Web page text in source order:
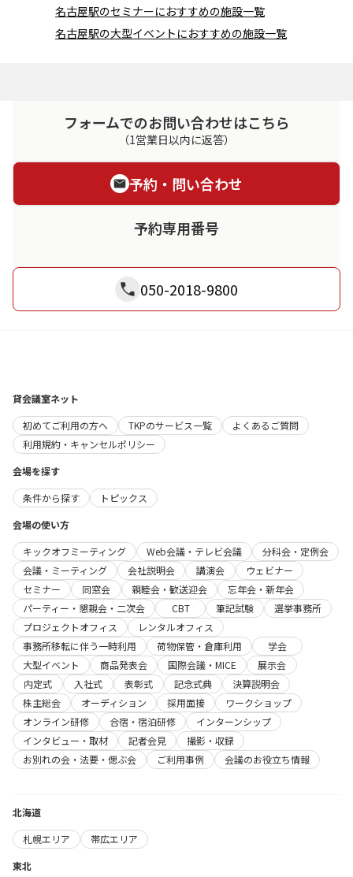
名古屋駅のセミナーにおすすめの施設一覧
名古屋駅の大型イベント におすすめの施設一覧
フォームでのお問い合わせはこちら
（1営業日以内に返答）
予約・問い合わせ
予約専用番号
050-2018-9800
貸会議室ネット
初めてご利用の方へ
TKPのサービス一覧
よくあるご質問
利用規約・キャンセルポリシー
会場を探す
条件から探す
トピックス
会場の使い方
キックオフミーティング
Web会議・テレビ会議
分科会・定例会
会議・ミーティング
会社説明会 講演会
ウェビナー
セミナー
同窓会 親睦会・歓送迎会
忘年会・新年会
パーティー・懇親会・二次会
CBT 筆記試験
選挙事務所
プロジェクトオフィス
レンタルオフィス
事務所移転に伴う一時利用
荷物保管・倉庫利用
学会
大型イベント
商品発表会 国際会議・MICE
展示会
内定式
入社式 表彰式 記念式典
決算説明会
株主総会
オーディション 採用面接
ワークショップ
オンライン研修
合宿・宿泊研修
インターンシップ
インタビュー・取材
記者会見
撮影・収録
お別れの会・法要・偲ぶ会
ご利用事例 会議のお役立ち情報
北海道
札幌エリア
帯広エリア
東北